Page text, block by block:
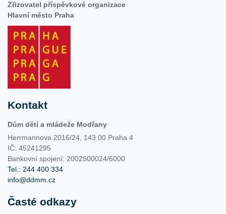
Zřizovatel příspěvkové organizace
Hlavní město Praha
Kontakt
Dům dětí a mládeže Modřany
Herrmannova 2016/24, 143 00 Praha 4
IČ: 45241295
Bankovní spojení: 2002500024/6000
Tel.: 244 400 334
info@ddmm.cz
Časté odkazy